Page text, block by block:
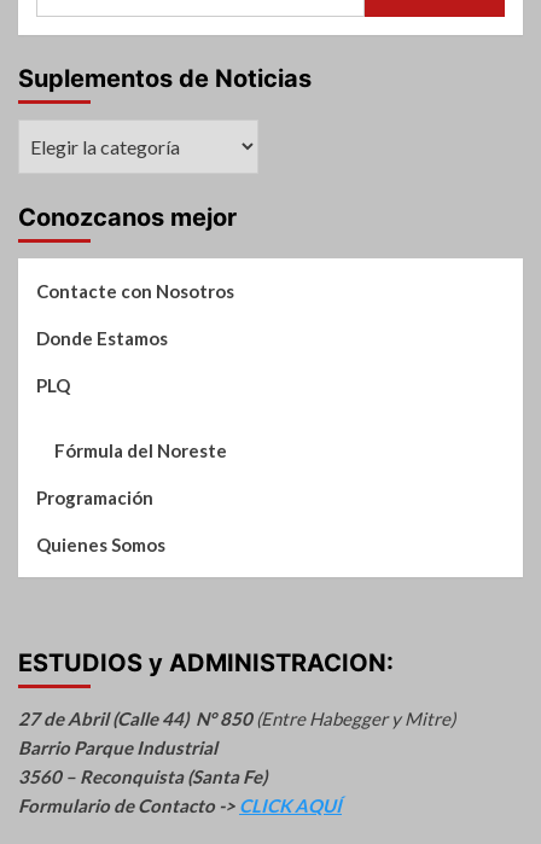
disponible
aquí
el
Suplementos de Noticias
Conozcanos mejor
Contacte con Nosotros
Donde Estamos
PLQ
Fórmula del Noreste
Programación
Quienes Somos
ESTUDIOS y ADMINISTRACION:
27 de Abril (Calle 44) N° 850(Entre Habegger y Mitre)
Barrio Parque Industrial
3560 – Reconquista (Santa Fe)
Formulario de Contacto -> CLICK AQUÍ